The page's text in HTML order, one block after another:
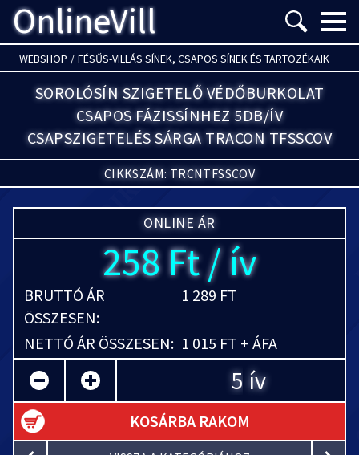
OnlineVill Menü
WEBSHOP / FÉSŰS-VILLÁS SÍNEK, CSAPOS SÍNEK ÉS TARTOZÉKAIK
SOROLÓSÍN SZIGETELŐ VÉDŐBURKOLAT
CSAPOS FÁZISSÍNHEZ 5DB/ÍV
CSAPSZIGETELÉS SÁRGA TRACON TFSSCOV
CIKKSZÁM: TRCNTFSSCOV
ONLINE ÁR
258 Ft / ív
BRUTTÓ ÁR
ÖSSZESEN:
1 289 FT
NETTÓ ÁR ÖSSZESEN: 1 015 FT + ÁFA
ív
KOSÁRBA RAKOM